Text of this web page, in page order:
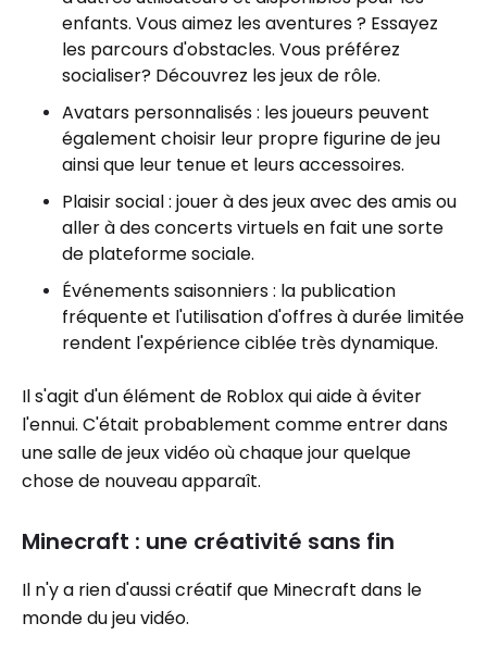
enfants. Vous aimez les aventures ? Essayez
les parcours d'obstacles. Vous préférez
socialiser? Découvrez les jeux de rôle.
Avatars personnalisés : les joueurs peuvent
également choisir leur propre figurine de jeu
ainsi que leur tenue et leurs accessoires.
Plaisir social : jouer à des jeux avec des amis ou
aller à des concerts virtuels en fait une sorte
de plateforme sociale.
Événements saisonniers : la publication
fréquente et l'utilisation d'offres à durée limitée
rendent l'expérience ciblée très dynamique.
Il s'agit d'un élément de Roblox qui aide à éviter
l'ennui. C'était probablement comme entrer dans
une salle de jeux vidéo où chaque jour quelque
chose de nouveau apparaît.
Minecraft : une créativité sans fin
Il n'y a rien d'aussi créatif que Minecraft dans le
monde du jeu vidéo.